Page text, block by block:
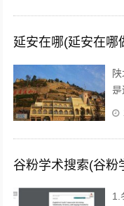
延安在哪(延安在哪
是
谷粉学术搜索(谷粉
1.